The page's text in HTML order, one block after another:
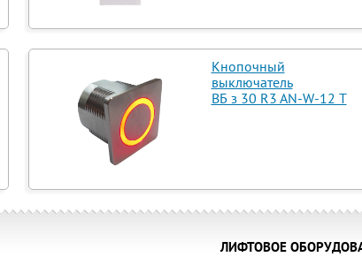
Кнопочный
выключатель
ВБ з 30 R3 AN-W-12 T
ЛИФТОВОЕ